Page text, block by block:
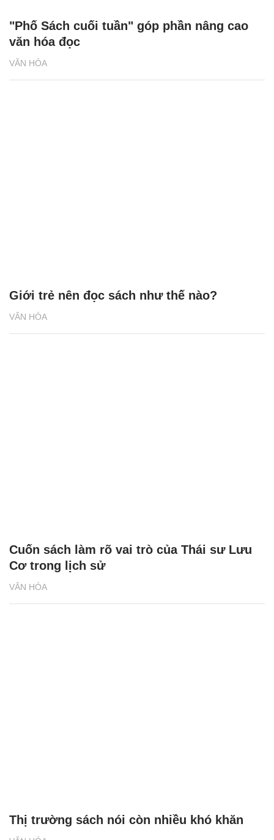
VĂN HÓA
"Phố Sách cuối tuần" góp phần nâng cao
văn hóa đọc
VĂN HÓA
Giới trẻ nên đọc sách như thế nào?
VĂN HÓA
Cuốn sách làm rõ vai trò của Thái sư Lưu
Cơ trong lịch sử
Thị trường sách nói còn nhiều khó khăn